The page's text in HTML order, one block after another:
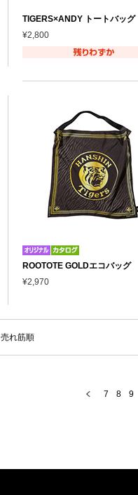
TIGERS×ANDY トートバッグ
¥2,800
ROOTOTE GOLDエコバッグ
¥2,970
売れ筋順
7 8 9